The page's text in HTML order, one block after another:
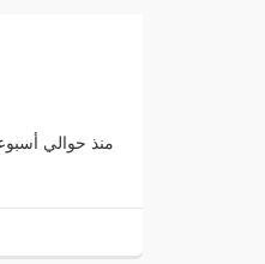
منذ حوالي